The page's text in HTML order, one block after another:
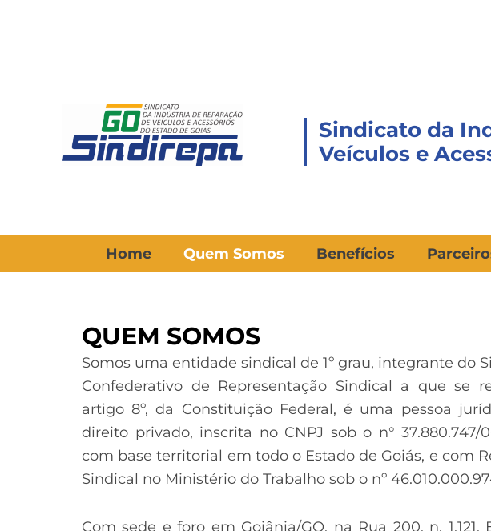
Sindicato da
Veículos e
Home Quem Somos Benefícios
QUEM SOMOS
Somos uma entidade sindical de 1º grau, integrante do
Confederativo de Representação Sindical a que se
artigo 8º, da Constituição Federal, é uma pessoa
direito privado, inscrita no CNPJ sob o n° 37.880.747/
com base territorial em todo o Estado de Goiás, e com
Sindical no Ministério do Trabalho sob o nº
Com sede e foro em Goiânia/GO, na Rua 200, n. 1.121,